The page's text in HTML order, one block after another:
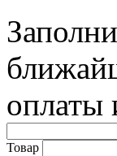
оплаты
Товар